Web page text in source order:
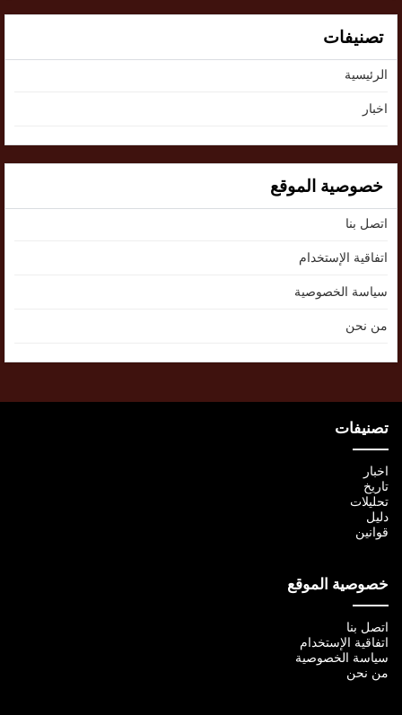
تصنيفات
الرئيسية
اخبار
خصوصية الموقع
اتصل بنا
اتفاقية الإستخدام
سياسة الخصوصية
من نحن
تصنيفات
اخبار
تاريخ
تحليلات
دليل
قوانين
خصوصية الموقع
اتصل بنا
اتفاقية الإستخدام
سياسة الخصوصية
من نحن